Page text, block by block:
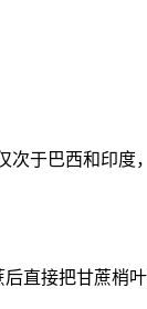
于巴西和印
直接把甘蔗